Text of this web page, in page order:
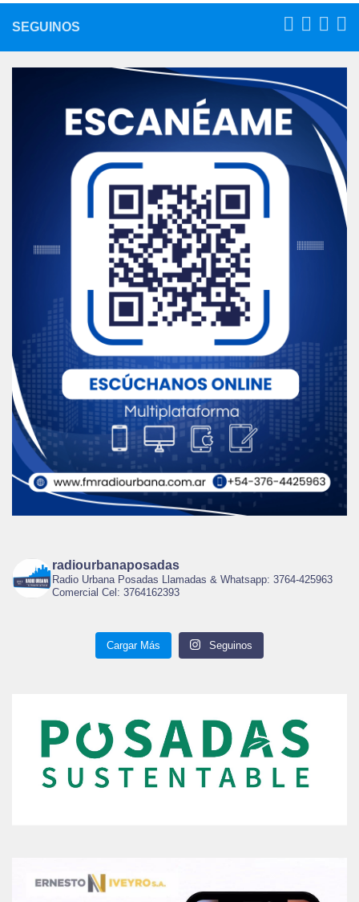
SEGUINOS
radiourbanaposadas
Radio Urbana Posadas Llamadas & Whatsapp: 3764-425963
Comercial Cel: 3764162393
Cargar Más Seguinos